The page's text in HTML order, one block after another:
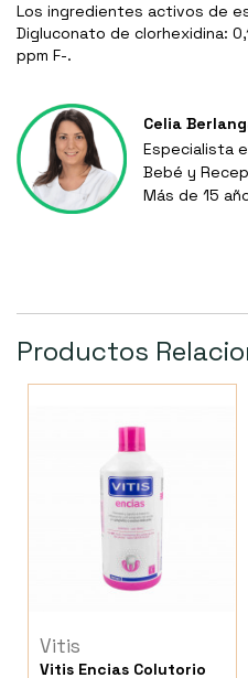
Los ingredientes activos de
Digluconato de clorhexidina:
ppm F-.
Celia
Especialista
Bebé y
Más de 15
Productos
Vitis
Vitis Encias Colutorio